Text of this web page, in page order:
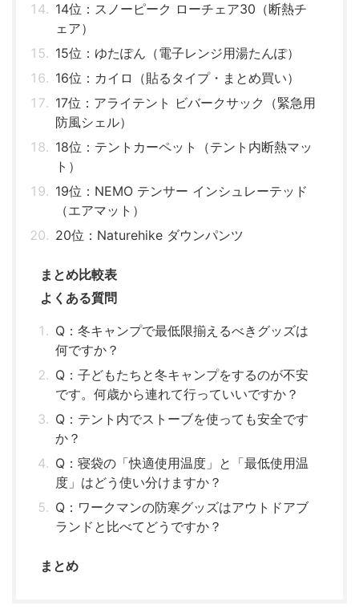
14位：スノーピーク ローチェア30（断熱チ
ェア）
15位：ゆたぽん（電子レンジ用湯たんぽ）
16位：カイロ（貼るタイプ・まとめ買い）
17位：アライテント ビバークサック（緊急用
防風シェル）
18位：テントカーペット（テント内断熱マッ
ト）
19位：NEMO テンサー インシュレーテッド
（エアマット）
20位：Naturehike ダウンパンツ
まとめ比較表
よくある質問
Q：冬キャンプで最低限揃えるべきグッズは
何ですか？
Q：子どもたちと冬キャンプをするのが不安
です。何歳から連れて行っていいですか？
Q：テント内でストーブを使っても安全です
か？
Q：寝袋の「快適使用温度」と「最低使用温
度」はどう使い分けますか？
Q：ワークマンの防寒グッズはアウトドアブ
ランドと比べてどうですか？
まとめ